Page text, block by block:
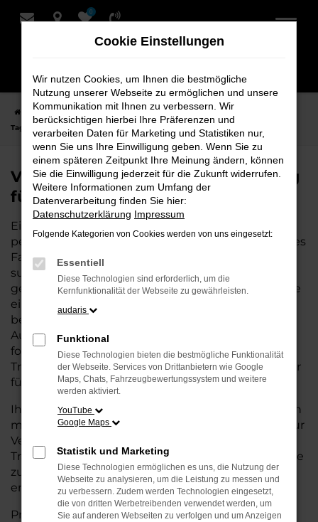
Zum
0
Startseite Syke VW VW T7 Transporter
VW T7 Transporter
Tageszulassung für Syke bei Schmidt + Koch
VW T7 Transporter Tageszulassung
für Syke bei Schmidt + Koch
Eine VW T7 Transporter Tageszulassung ist die
perfekte Wahl für alle, die für Syke ein hochwertiges
Fahrzeug zu einem besonders attraktiven Preis
suchen. Als Neuwagen mit nur wenigen
gefahrenen Kilometern bietet er Ihnen alle Vorteile
eines neuen Fahrzeugs, jedoch zu deutlich
besseren Konditionen. Mit seiner modernen
Ausstattung, der hohen Effizienz und den
fortschrittlichen Sicherheitsfeatures ist der T7
Transporter die ideale Lösung für den Stadtverkehr
für Syke und längere Ausflüge ins Umland.
Ihr VW Autohaus in der Nähe von Syke steht Ihnen
mit einer breiten Auswahl an Tageszulassungen zur
Verfügung. Unser Team hilft Ihnen, den T7
Transporter in der passenden Ausstattungsvariante
zu finden, der Ihre Anforderungen und Wünsche
erfüllt.
Profitieren Sie von zusätzlichen Services wie
Cookie Einstellungen
Wir nutzen Cookies, um Ihnen die bestmögliche
Nutzung unserer Webseite zu ermöglichen und unsere
Kommunikation mit Ihnen zu verbessern. Wir
berücksichtigen hierbei Ihre Präferenzen und
verarbeiten Daten für Marketing und Statistiken nur,
wenn Sie uns Ihre Einwilligung geben. Wenn Sie zu
einem späteren Zeitpunkt Ihre Meinung ändern, können
Sie die Einwilligung jederzeit für die Zukunft widerrufen.
Weitere Informationen zum Umfang der
Datenverarbeitung finden Sie hier:
Datenschutzerklärung Impressum
Folgende Kategorien von Cookies werden von uns eingesetzt:
Essentiell
Diese Technologien sind erforderlich, um die
Kernfunktionalität der Webseite zu gewährleisten.
audaris
Funktional
Diese Technologien bieten die bestmögliche Funktionalität
der Webseite. Services von Drittanbietern wie Google
Maps, Chats, Fahrzeugbewertungssystem und weitere
werden aktiviert.
YouTube
Google Maps
Statistik und Marketing
Diese Technologien ermöglichen es uns, die Nutzung der
Webseite zu analysieren, um die Leistung zu messen und
zu verbessern. Zudem werden Technologien eingesetzt,
die von dritten Werbetreibenden verwendet werden, um
Sie auf anderen Webseiten zu verfolgen und um Anzeigen